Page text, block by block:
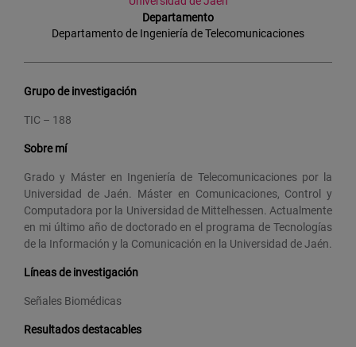
Departamento
Departamento de Ingeniería de Telecomunicaciones
Grupo de investigación
TIC – 188
Sobre mí
Grado y Máster en Ingeniería de Telecomunicaciones por la
Universidad de Jaén. Máster en Comunicaciones, Control y
Computadora por la Universidad de Mittelhessen. Actualmente
en mi último año de doctorado en el programa de Tecnologías
de la Información y la Comunicación en la Universidad de Jaén.
Líneas de investigación
Señales Biomédicas
Resultados destacables